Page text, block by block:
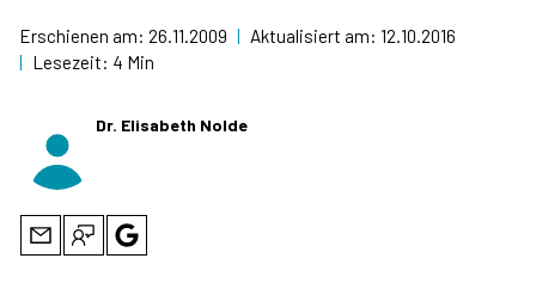
Erschienen am: 26.11.2009 | Aktualisiert am: 12.10.2016
| Lesezeit: 4 Min
Dr. Elisabeth Nolde